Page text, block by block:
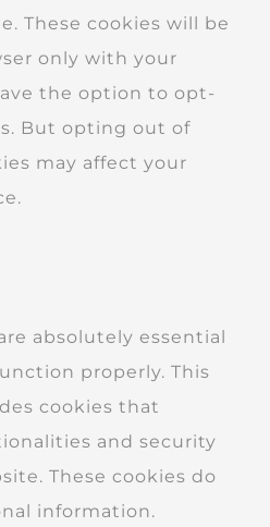
These cookies will be
only with your
the option to opt-
But opting out of
may affect your
absolutely essential
properly. This
cookies that
and security
These cookies do
information.